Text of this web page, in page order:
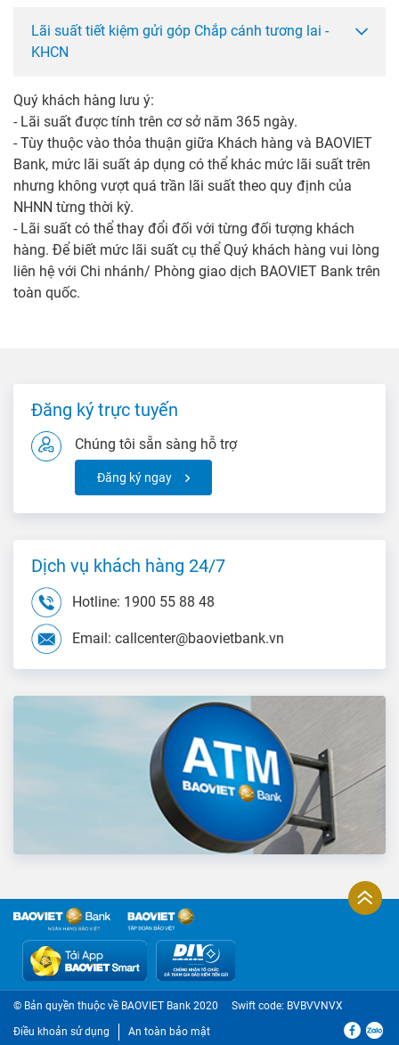
Lãi suất tiết kiệm gửi góp Chắp cánh tương lai -
KHCN
Quý khách hàng lưu ý:
- Lãi suất được tính trên cơ sở năm 365 ngày.
- Tùy thuộc vào thỏa thuận giữa Khách hàng và BAOVIET
Bank, mức lãi suất áp dụng có thể khác mức lãi suất trên
nhưng không vượt quá trần lãi suất theo quy định của
NHNN từng thời kỳ.
- Lãi suất có thể thay đổi đối với từng đối tượng khách
hàng. Để biết mức lãi suất cụ thể Quý khách hàng vui lòng
liên hệ với Chi nhánh/ Phòng giao dịch BAOVIET Bank trên
toàn quốc.
Đăng ký trực tuyến
Chúng tôi sẵn sàng hỗ trợ
Đăng ký ngay
Dịch vụ khách hàng 24/7
Hotline: 1900 55 88 48
Email: callcenter@baovietbank.vn
© Bản quyền thuộc về BAOVIET Bank 2020 Swift code: BVBVVNVX
Điều khoản sử dụng An toàn bảo mật